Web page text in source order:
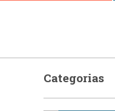
Categorias